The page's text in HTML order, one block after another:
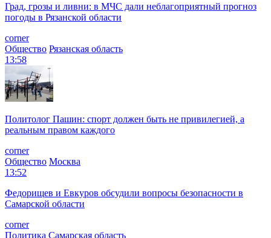
Град, грозы и ливни: в МЧС дали неблагоприятный прогноз
погоды в Рязанской области
corner
Общество Рязанская область
13:58
Политолог Пашин: спорт должен быть не привилегией, а
реальным правом каждого
corner
Общество Москва
13:52
Федорищев и Евкуров обсудили вопросы безопасности в
Самарской области
corner
Политика Самарская область